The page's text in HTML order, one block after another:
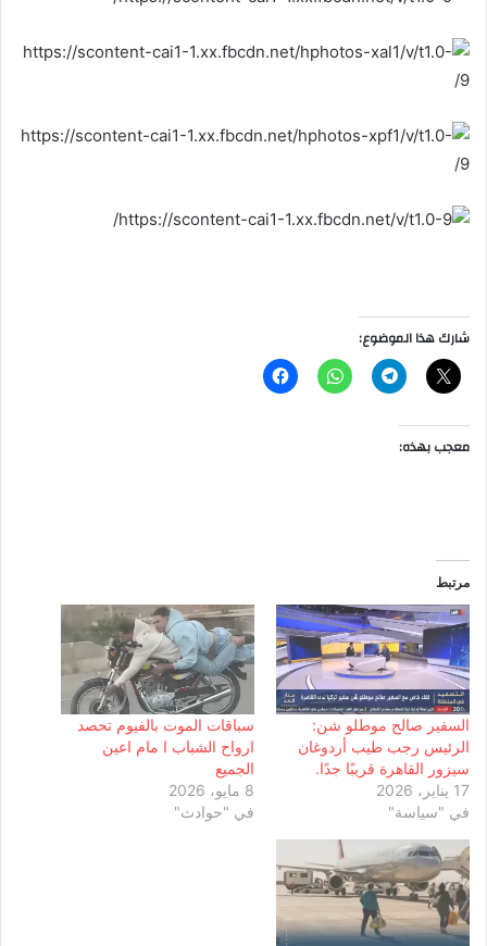
شارك هذا الموضوع:
معجب بهذه:
مرتبط
السفير صالح موطلو شن:
الرئيس رجب طيب أردوغان
سيزور القاهرة قريبًا جدًا.
17 يناير، 2026
في "سياسة"
سباقات الموت بالفيوم تحصد
ارواح الشباب ا مام اعين
الجميع
8 مايو، 2026
في "حوادث"